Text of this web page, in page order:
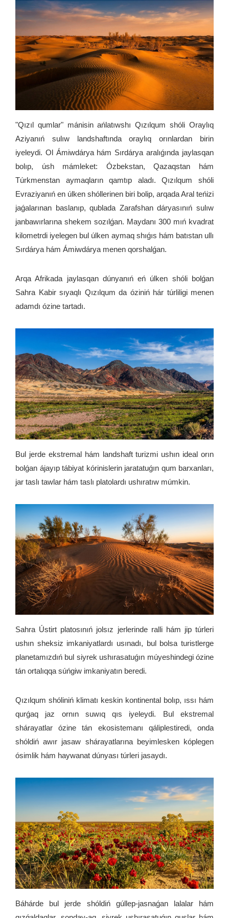
"Qızıl qumlar" mánisin ańlatıwshı Qızılqum shóli Oraylıq
Aziyanıń sulıw landshaftında oraylıq orınlardan birin
iyeleydi. Ol Ámiwdárya hám Sırdárya aralıǵında jaylasqan
bolıp, úsh mámleket: Ózbekstan, Qazaqstan hám
Túrkmenstan aymaqların qamtıp aladı. Qızılqum shóli
Evraziyanıń en úlken shóllerinen biri bolip, arqada Aral teńizi
jaǵalarınan baslanıp, qublada Zarafshan dáryasınıń sulıw
janbawırlarına shekem sozılǵan. Maydanı 300 mıń kvadrat
kilometrdi iyelegen bul úlken aymaq shıǵıs hám batıstan ullı
Sırdárya hám Ámiwdárya menen qorshalǵan.
Arqa Afrikada jaylasqan dúnyanıń eń úlken shóli bolǵan
Sahra Kabir sıyaqlı Qızılqum da óziniń hár túrliligi menen
adamdı ózine tartadı.
Bul jerde ekstremal hám landshaft turizmi ushın ideal orın
bolǵan ájayıp tábiyat kórinislerin jaratatuǵın qum barxanları,
jar taslı tawlar hám taslı platolardı ushıratıw múmkin.
Sahra Ústirt platosınıń jolsız jerlerinde ralli hám jip túrleri
ushın sheksiz imkaniyatlardı usınadı, bul bolsa turistlerge
planetamızdıń bul siyrek ushırasatuǵın múyeshindegi ózine
tán ortalıqqa súńgiw imkaniyatın beredi.
Qızılqum shóliniń klimatı keskin kontinental bolıp, ıssı hám
qurǵaq jaz ornın suwıq qıs iyeleydi. Bul ekstremal
shárayatlar ózine tán ekosistemanı qáliplestiredi, onda
shóldiń awır jasaw shárayatlarına beyimlesken kóplegen
ósimlik hám haywanat dúnyası túrleri jasaydı.
Báhárde bul jerde shóldiń gúllep-jasnaǵan lalalar hám